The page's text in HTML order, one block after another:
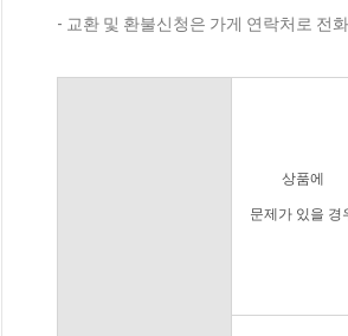
- 교환 및 환불신청은 가게 연락처로 전
상품에
문제가 있을 경